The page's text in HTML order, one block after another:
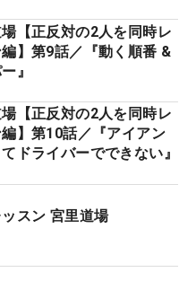
【正反対の2人を同時レ
】第9話／『動く順番 &
』
【正反対の2人を同時レ
】第10話／『アイアン
ドライバーでできない』
スン 宮里道場